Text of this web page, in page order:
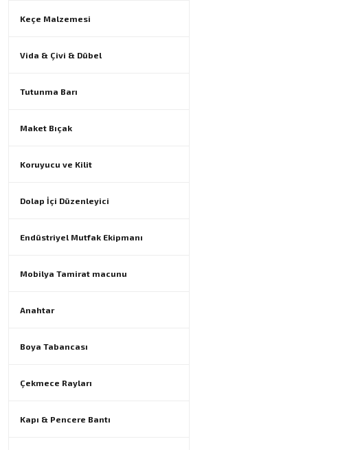
Keçe Malzemesi
Vida & Çivi & Dübel
Tutunma Barı
Maket Bıçak
Koruyucu ve Kilit
Dolap İçi Düzenleyici
Endüstriyel Mutfak Ekipmanı
Mobilya Tamirat macunu
Anahtar
Boya Tabancası
Çekmece Rayları
Kapı & Pencere Bantı